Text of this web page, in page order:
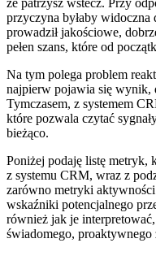
przyczyna byłaby widoczna
prowadził jakościowe,
pełen szans, które od
Na tym polega problem
najpierw pojawia się wynik,
Tymczasem, z systemem
które pozwala czytać
bieżąco.
Poniżej podaję listę metryk,
z systemu CRM, wraz z
zarówno metryki
wskaźniki potencjalnego
również jak je
świadomego, proaktywnego